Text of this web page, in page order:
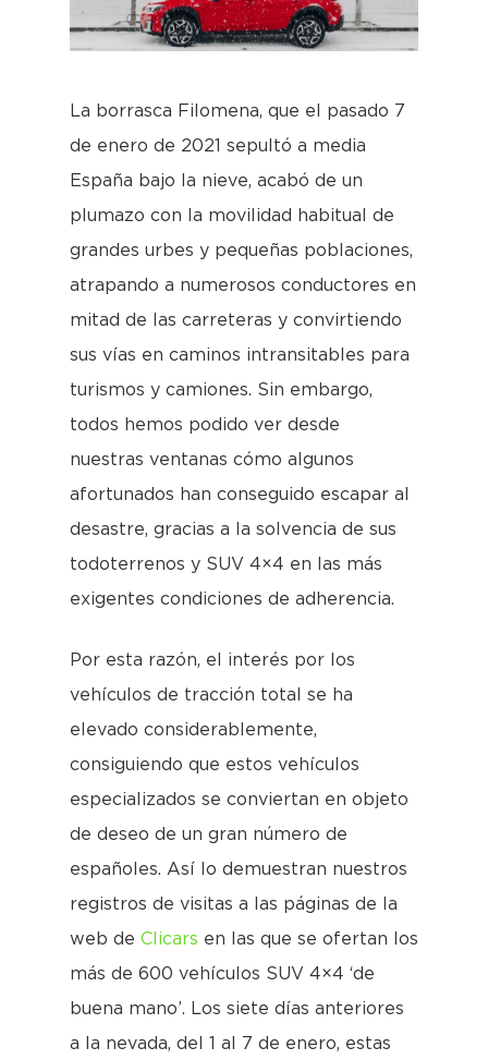
La borrasca Filomena, que el pasado 7
de enero de 2021 sepultó a media
España bajo la nieve, acabó de un
plumazo con la movilidad habitual de
grandes urbes y pequeñas poblaciones,
atrapando a numerosos conductores en
mitad de las carreteras y convirtiendo
sus vías en caminos intransitables para
turismos y camiones. Sin embargo,
todos hemos podido ver desde
nuestras ventanas cómo algunos
afortunados han conseguido escapar al
desastre, gracias a la solvencia de sus
todoterrenos y SUV 4×4 en las más
exigentes condiciones de adherencia.
Por esta razón, el interés por los
vehículos de tracción total se ha
elevado considerablemente,
consiguiendo que estos vehículos
especializados se conviertan en objeto
de deseo de un gran número de
españoles. Así lo demuestran nuestros
registros de visitas a las páginas de la
web de Clicars en las que se ofertan los
más de 600 vehículos SUV 4×4 ‘de
buena mano’. Los siete días anteriores
a la nevada, del 1 al 7 de enero, estas